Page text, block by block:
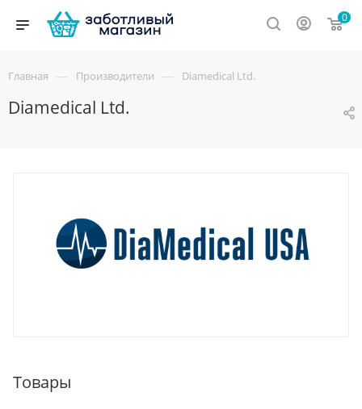
0
Главная — Производители — Diamedical Ltd.
Diamedical Ltd.
Товары